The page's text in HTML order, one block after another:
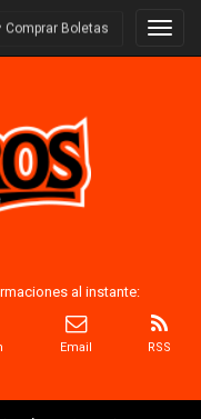
Comprar Boletas
al instante:
Email RSS